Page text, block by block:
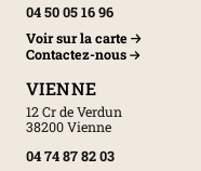
04 50 05 16 96
Voir sur la carte
Contactez-nous
VIENNE
12 Cr de Verdun
38200 Vienne
04 74 87 82 03